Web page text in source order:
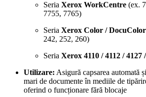
Seria Xerox WorkCentre (ex.
7755, 7765)
Seria Xerox Color / DocuColor
242, 252, 260)
Seria Xerox 4110 / 4112 / 4127
Utilizare: Asigură capsarea automată
mari de documente în mediile de
oferind o funcționare fără blocaje